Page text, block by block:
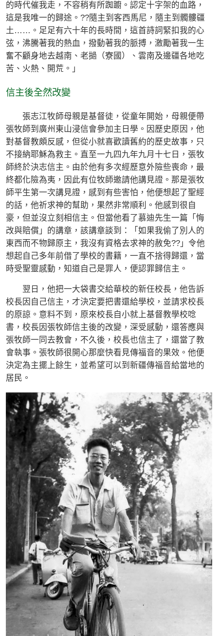
的時代催我走，不容稍有所踟躕。認定十字架的血路，
這是我唯一的歸途。??隨主到客西馬尼，隨主到髑髏疆
土……。足足有六十年的長時間，這首詩詞緊扣我的心
弦，沸騰著我的熱血，撥動著我的脈搏，激勵著我一生
奮不顧身地去越南、老撾（寮國）、雲南及邊疆各地吃
苦、火熱、開荒。」
信主後全然改變
張志江牧師母親是基督徒，從童年開始，母親便帶
張牧師到廣州東山浸信會參加主日學。因歷史原因，他
對基督教頗反感，但從小就喜歡讀舊約的歷史故事，只
不接納耶穌為救主。直至一九四九年九月十七日，張牧
師終於決志信主。由於他有多次經歷意外險些喪命，最
終都化險為夷，因此有位牧師邀請他講見證。那是張牧
師平生第一次講見證，感到有些害怕，他便想起了聖經
的話，他祈求神的幫助，果然非常順利。他感到很自
豪，但並沒立刻相信主。但當他看了慕迪先生一篇「悔
改與賠償」的講章，該講章談到：「如果我偷了別人的
東西而不物歸原主，我沒有資格去求神的赦免??」令他
想起自己多年前借了學校的書籍，一直不捨得歸還，當
時受聖靈感動，知道自己是罪人，便認罪歸信主。
翌日，他把一大袋書交給華校的新任校長，他告訴
校長因自己信主，才決定要把書還給學校，並請求校長
的原諒。意料不到，原來校長自小就上基督教學校唸
書，校長因張牧師信主後的改變，深受感動，還答應與
張牧師一同去教會，不久後，校長也信主了，還當了教
會執事。張牧師很開心那麼快看見傳福音的果效。他便
決定為主擺上餘生，並希望可以到新疆傳福音給當地的
居民。